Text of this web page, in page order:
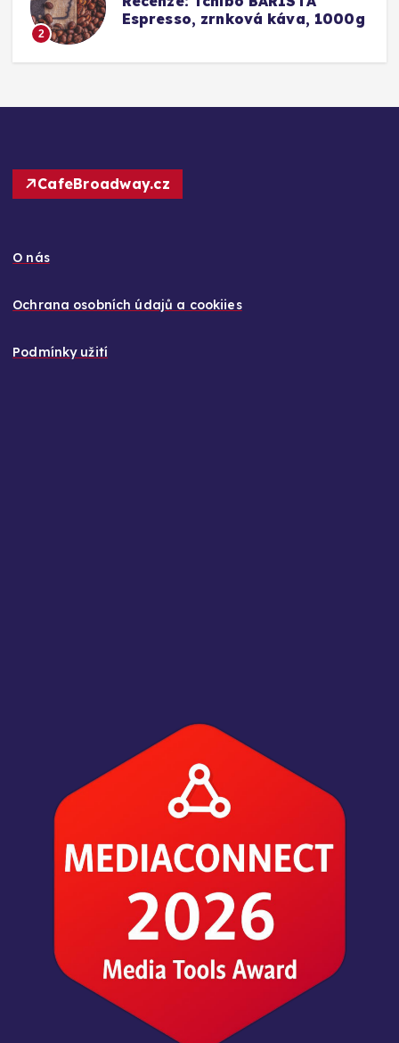
3
Barista Caffè Crema vs.
CafeBroadway.cz
O nás
Ochrana osobních údajů a cookiies
Podmínky užití